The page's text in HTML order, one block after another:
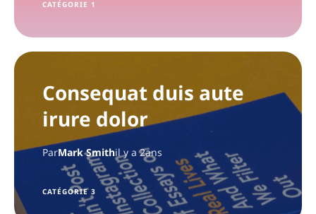
CATÉGORIE 1
Consequat duis aute
irure dolor
ParMark Smithil y a 2ans
CATÉGORIE 3